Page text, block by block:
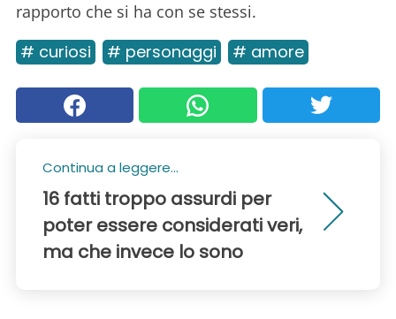
rapporto che si ha con se stessi.
# curiosi # personaggi # amore
Continua a leggere...
16 fatti troppo assurdi per
poter essere considerati veri,
ma che invece lo sono